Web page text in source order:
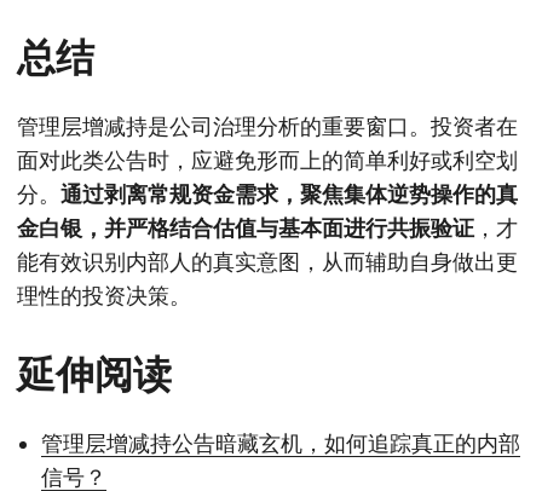
总结
管理层增减持是公司治理分析的重要窗口。投资者在
面对此类公告时，应避免形而上的简单利好或利空划
分。 通过剥离常规资金需求，聚焦集体逆势操作的真
金白银，并严格结合估值与基本面进行共振验证 ，才
能有效识别内部人的真实意图，从而辅助自身做出更
理性的投资决策。
延伸阅读
管理层增减持公告暗藏玄机，如何追踪真正的内部
信号？